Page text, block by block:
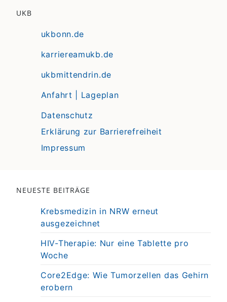
UKB
ukbonn.de
karriereamukb.de
ukbmittendrin.de
Anfahrt | Lageplan
Datenschutz
Erklärung zur Barrierefreiheit
Impressum
NEUESTE BEITRÄGE
Krebsmedizin in NRW erneut
ausgezeichnet
HIV-Therapie: Nur eine Tablette pro
Woche
Core2Edge: Wie Tumorzellen das Gehirn
erobern